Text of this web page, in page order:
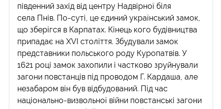
південний захід від центру Надвірної біля
села Пнів. По-суті, це єдиний український замок,
що зберігся в Карпатах. Кінець кого будівництва
припадає на XVI століття. Збудували замок
представники польського роду Куропатвів. У
1621 році замок захопили і частково зруйнували
загони повстанців під проводом Г. Кардаша, але
незабаром він був відбудований. Під час
національно-визвольної війни повстанські загони